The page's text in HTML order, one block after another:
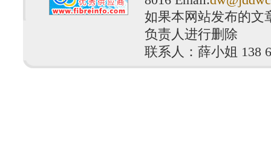
如果本网站发布的文
负责人进行删除
联系人：薛小姐 138